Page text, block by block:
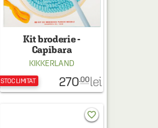
Kit broderie -
Capibara
KIKKERLAND
STOC LIMITAT 270.00 lei
favorite_border